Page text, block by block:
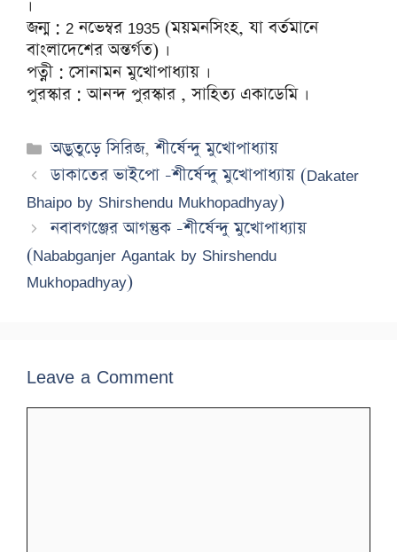
।
জন্ম : 2 নভেম্বর 1935 (ময়মনসিংহ, যা বর্তমানে
বাংলাদেশের অন্তর্গত) ।
পত্নী : সোনামন মুখোপাধ্যায় ।
পুরস্কার : আনন্দ পুরস্কার , সাহিত্য একাডেমি ।
Categories
অদ্ভুতুড়ে সিরিজ,শীর্ষেন্দু মুখোপাধ্যায়
ডাকাতের ভাইপো -শীর্ষেন্দু মুখোপাধ্যায় (Dakater
Bhaipo by Shirshendu Mukhopadhyay)
নবাবগঞ্জের আগন্তুক -শীর্ষেন্দু মুখোপাধ্যায়
(Nababganjer Agantak by Shirshendu
Mukhopadhyay)
Leave a Comment